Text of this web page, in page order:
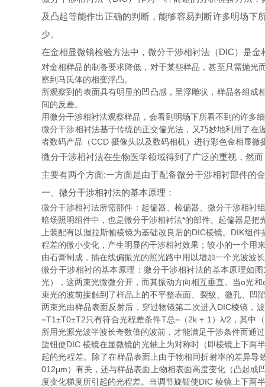
及凸起等能作出正确的判断，能够容易判断许多明场
少。
在金相显微镜检验方法中，微分干涉相衬法（DIC）是
对金相样品的制备要求降低，对于某些样品，甚至只需抛
察到马氏体的相变浮凸。
所观察到的表面具有明显的凹凸感，呈浮雕状，样品各组
间的反差。
用微分干涉相衬法观察样品，会看到明场下所看不到的许多
微分干涉相衬法基于传统的正交偏光法，又巧妙地利用了
者数码产品（CCD 摄像头以及数码相机）进行彩色金相显
微分干涉相衬法在生物医学领域得到了广泛的重视，然
主要有两个方面:一方面是由于配备微分干涉相衬部件的
一、微分干涉相衬法的基本原理：
微分干涉相衬法所需部件：起偏器、检偏器、微分干涉相衬
暗场照明组件中，也是微分干涉相衬法*的部件。起偏器是
上装配有以渥拉斯顿棱镜为基础改良后的DIC棱镜。DIK组
程差的微小变化，产生明显的干涉相衬效果；较小的一个用
由石膏制成，插在线偏振光的照光路中用以增加一个光波波
微分干涉相衬的基本原理：微分干涉相衬法的基本原理如
光），这两束光微微分开，而其振动方向相互垂直。当o光
束光的波前接触到了样品上的不平整表面、裂纹、微孔、
两束光由样品表面反射后，穿过物镜第二次进入DIC棱镜，
=T1±T0±T2只有符合光程差条件T总=（2k + 1）λ/2，其中
所用光源光波半波长奇数倍的波前，才能满足干涉条件而通
旋钮使DIC 棱镜在显微镜的光轴上为对称时（即棱镜上下两
起的光程差。除了在样品表面上由于物相间折射率的差异
012μm）有关，还与样品表面上物相表面高度变化（凸起
度变化梯度所引起的光程差。当调节旋钮使DIC 棱镜上下两